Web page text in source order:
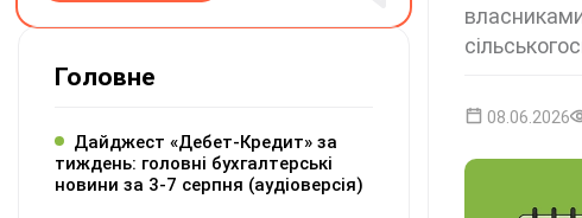
08.06.2026
Головне
Дайджест «Дебет-Кредит» за
тиждень: головні бухгалтерські
новини за 3-7 серпня (аудіоверсія)